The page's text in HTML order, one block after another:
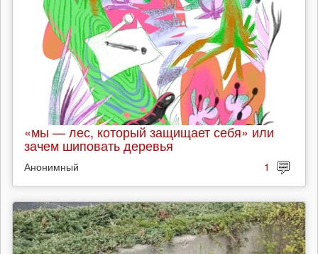
«мы — лес, который защищает себя» или
зачем шиповать деревья
Анонимный 1